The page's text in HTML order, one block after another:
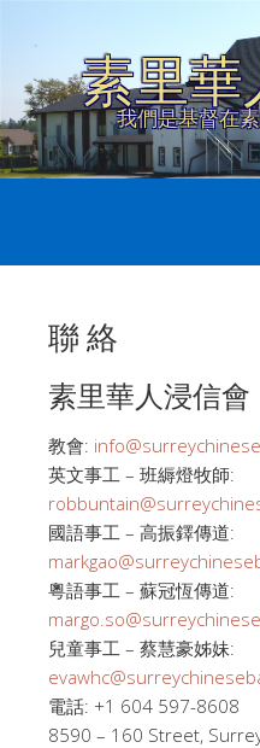
素里
我們是基督在
聯 絡
素里華人浸信會
教會:
英文事工 – 班縟燈牧師:
國語事工 – 高振鐸傳道:
粵語事工 – 蘇冠恆傳道:
兒童事工 – 蔡慧豪姊妹:
電話: +1 604 597-8608
8590 – 160 Street,